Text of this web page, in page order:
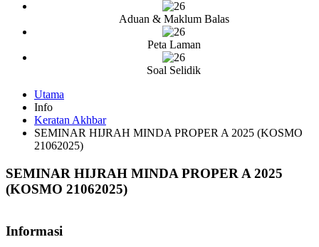
Aduan & Maklum Balas
Peta Laman
Soal Selidik
Utama
Info
Keratan Akhbar
SEMINAR HIJRAH MINDA PROPER A 2025 (KOSMO
21062025)
SEMINAR HIJRAH MINDA PROPER A 2025
(KOSMO 21062025)
Informasi